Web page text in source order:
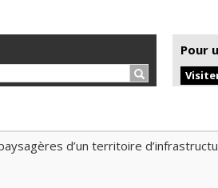
Rechercher…
Pour
croissant
d’un territoire